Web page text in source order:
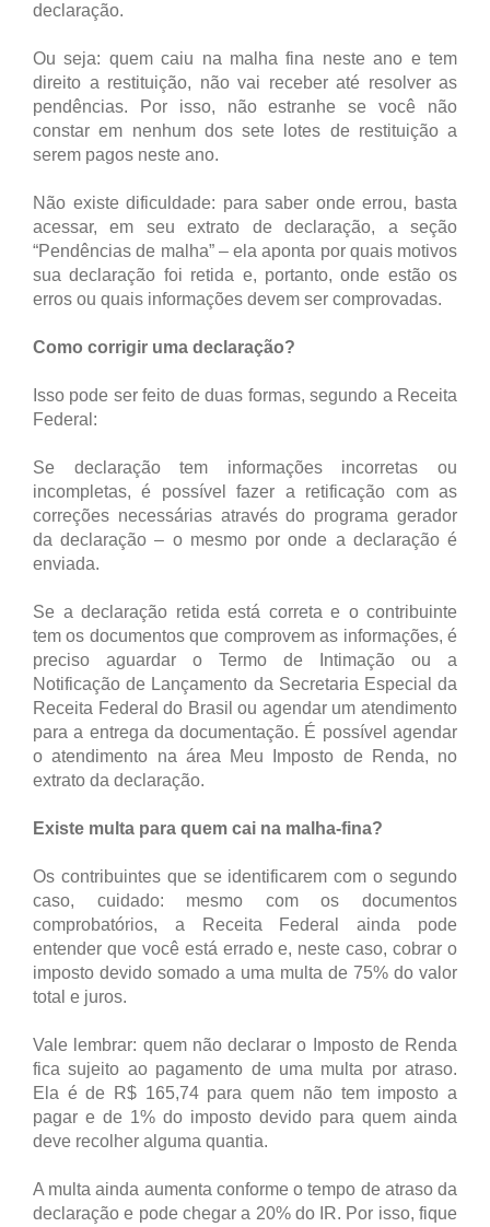
declaração.
Ou seja: quem caiu na malha fina neste ano e tem
direito a restituição, não vai receber até resolver as
pendências. Por isso, não estranhe se você não
constar em nenhum dos sete lotes de restituição a
serem pagos neste ano.
Não existe dificuldade: para saber onde errou, basta
acessar, em seu extrato de declaração, a seção
“Pendências de malha” – ela aponta por quais motivos
sua declaração foi retida e, portanto, onde estão os
erros ou quais informações devem ser comprovadas.
Como corrigir uma declaração?
Isso pode ser feito de duas formas, segundo a Receita
Federal:
Se declaração tem informações incorretas ou
incompletas, é possível fazer a retificação com as
correções necessárias através do programa gerador
da declaração – o mesmo por onde a declaração é
enviada.
Se a declaração retida está correta e o contribuinte
tem os documentos que comprovem as informações, é
preciso aguardar o Termo de Intimação ou a
Notificação de Lançamento da Secretaria Especial da
Receita Federal do Brasil ou agendar um atendimento
para a entrega da documentação. É possível agendar
o atendimento na área Meu Imposto de Renda, no
extrato da declaração.
Existe multa para quem cai na malha-fina?
Os contribuintes que se identificarem com o segundo
caso, cuidado: mesmo com os documentos
comprobatórios, a Receita Federal ainda pode
entender que você está errado e, neste caso, cobrar o
imposto devido somado a uma multa de 75% do valor
total e juros.
Vale lembrar: quem não declarar o Imposto de Renda
fica sujeito ao pagamento de uma multa por atraso.
Ela é de R$ 165,74 para quem não tem imposto a
pagar e de 1% do imposto devido para quem ainda
deve recolher alguma quantia.
A multa ainda aumenta conforme o tempo de atraso da
declaração e pode chegar a 20% do IR. Por isso, fique